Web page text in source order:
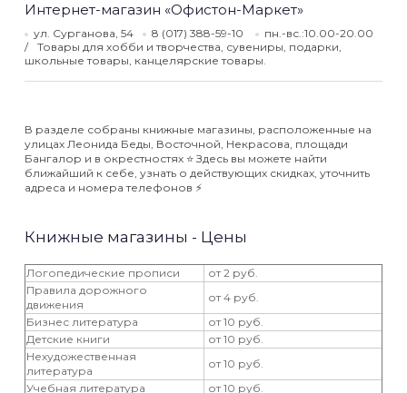
Интернет-магазин «Офистон-Маркет»
ул. Сурганова, 54 8 (017) 388-59-10
пн.-вс.:10.00-20.00
Товары для хобби и творчества, сувениры, подарки,
школьные товары, канцелярские товары.
В разделе собраны книжные магазины, расположенные на
улицах Леонида Беды, Восточной, Некрасова, площади
Бангалор и в окрестностях ⭐️ Здесь вы можете найти
ближайший к себе, узнать о действующих скидках, уточнить
адреса и номера телефонов ⚡️
Книжные магазины - Цены
Логопедические прописи
от 2 руб.
Правила дорожного
движения
от 4 руб.
Бизнес литература
от 10 руб.
Детские книги
от 10 руб.
Нехудожественная
литература
от 10 руб.
Учебная литература
от 10 руб.